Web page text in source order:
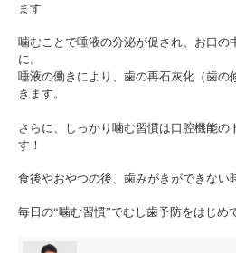
ます
噛むことで唾液の分泌が促され、お口の
に。
唾液の働きにより、歯の再石灰化（歯の
きます。
さらに、しっかり噛む習慣は口腔機能の
す！
食後やおやつの後、歯みがきができない
毎日の“噛む習慣”でむし歯予防をはじめ